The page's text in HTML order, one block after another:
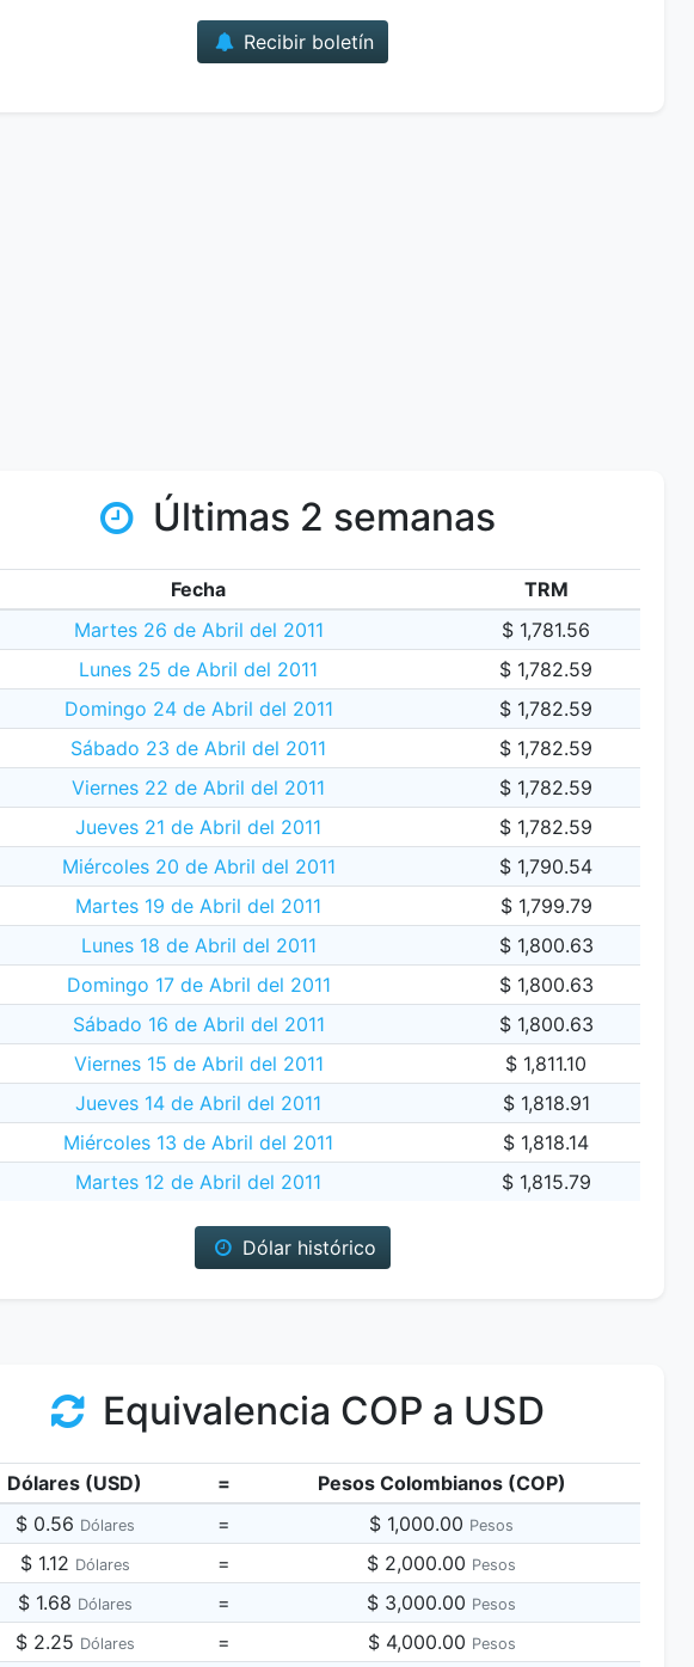
Recibir boletín
Últimas 2 semanas
Fecha
TRM
Martes 26 de Abril del 2011
$ 1,781.56
Lunes 25 de Abril del 2011
$ 1,782.59
Domingo 24 de Abril del 2011
$ 1,782.59
Sábado 23 de Abril del 2011
$ 1,782.59
Viernes 22 de Abril del 2011
$ 1,782.59
Jueves 21 de Abril del 2011
$ 1,782.59
Miércoles 20 de Abril del 2011
$ 1,790.54
Martes 19 de Abril del 2011
$ 1,799.79
Lunes 18 de Abril del 2011
$ 1,800.63
Domingo 17 de Abril del 2011
$ 1,800.63
Sábado 16 de Abril del 2011
$ 1,800.63
Viernes 15 de Abril del 2011
$ 1,811.10
Jueves 14 de Abril del 2011
$ 1,818.91
Miércoles 13 de Abril del 2011
$ 1,818.14
Martes 12 de Abril del 2011
$ 1,815.79
Dólar histórico
Equivalencia COP a USD
Dólares (USD) =
Pesos Colombianos (COP)
$ 0.56 Dólares = $ 1,000.00 Pesos
$ 1.12 Dólares = $ 2,000.00 Pesos
$ 1.68 Dólares = $ 3,000.00 Pesos
$ 2.25 Dólares = $ 4,000.00 Pesos